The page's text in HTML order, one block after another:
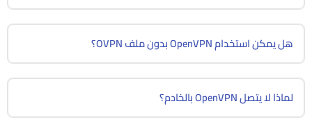
هل يمكن استخدام OpenVPN بدون ملف OVPN؟
لماذا لا يتصل OpenVPN بالخادم؟